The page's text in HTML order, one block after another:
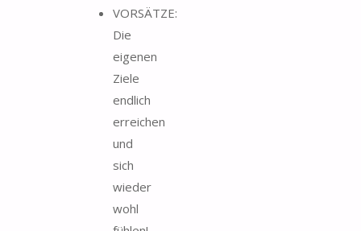
VORSÄTZE:
Die
eigenen
Ziele
endlich
erreichen
und
sich
wieder
wohl